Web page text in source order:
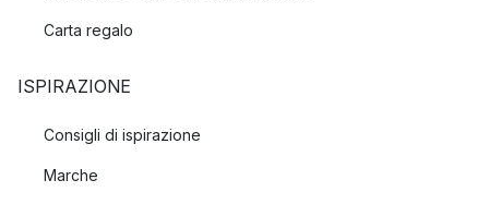
Carta regalo
ISPIRAZIONE
Consigli di ispirazione
Marche